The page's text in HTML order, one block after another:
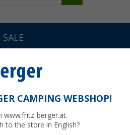
CAMPING WEBSHOP!
www.fritz-berger.at.
to the store in English?